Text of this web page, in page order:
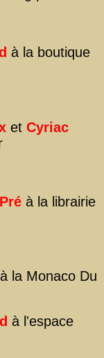
à la boutique
et Cyriac
à la librairie
à la Monaco Du
à l'espace